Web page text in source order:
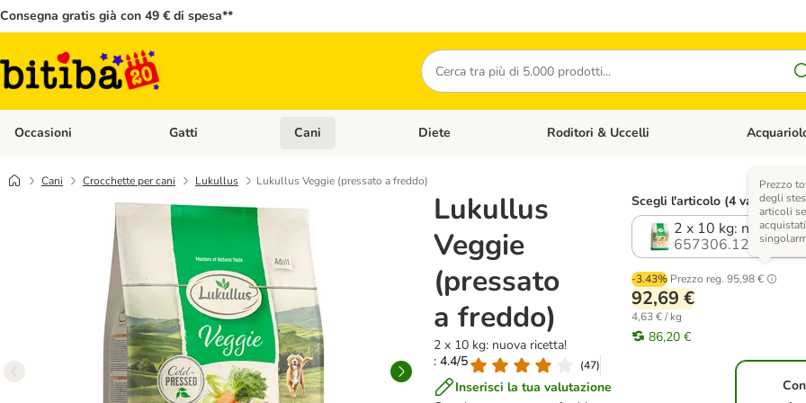
Consegna gratis già con 49 € di spesa**
Cerca
Occasioni Apri Menù Categoria: Occasioni
Gatti Apri Menù Categoria: Gatti
Cani Apri Menù Categoria: Cani
Diete Apri Menù Categoria: Diete
Roditori & Uccelli Apri Menù
Cani Crocchette per cani Lukullus Lukullus Veggie (pressato a freddo)
Lukullus
Veggie
(pressato
a freddo)
2 x 10 kg: nuova ricetta!
: 4.4/5
(47)
Inserisci la tua valutazione
Scegli l'articolo (4 varianti)
2 x 10 kg: nuova
657306.12
-3.43% Prezzo reg. 95,98 €
Prezzo
degli
articoli se
acquistati
92,69 €
4,63 € / kg
86,20 €